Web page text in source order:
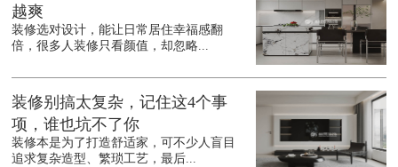
越爽
装修选对设计，能让日常居住幸福感翻
倍，很多人装修只看颜值，却忽略...
装修别搞太复杂，记住这4个事
项，谁也坑不了你
装修本是为了打造舒适家，可不少人盲目
追求复杂造型、繁琐工艺，最后...